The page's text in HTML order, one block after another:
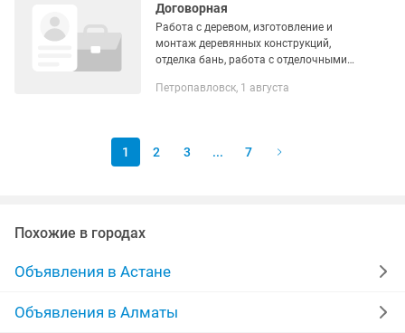
Договорная
Работа с деревом, изготовление и
монтаж деревянных конструкций,
отделка бань, работа с отделочными
Петропавловск, 1 августа
1 2 3 ... 7
Похожие в городах
Объявления в Астане
Объявления в Алматы